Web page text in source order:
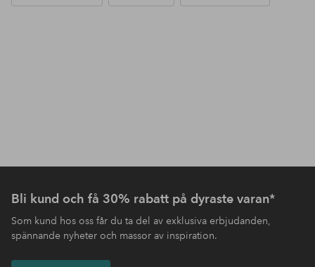
Bli kund och få 30% rabatt på dyraste varan*
Som kund hos oss får du ta del av exklusiva erbjudanden,
spännande nyheter och massor av inspiration.